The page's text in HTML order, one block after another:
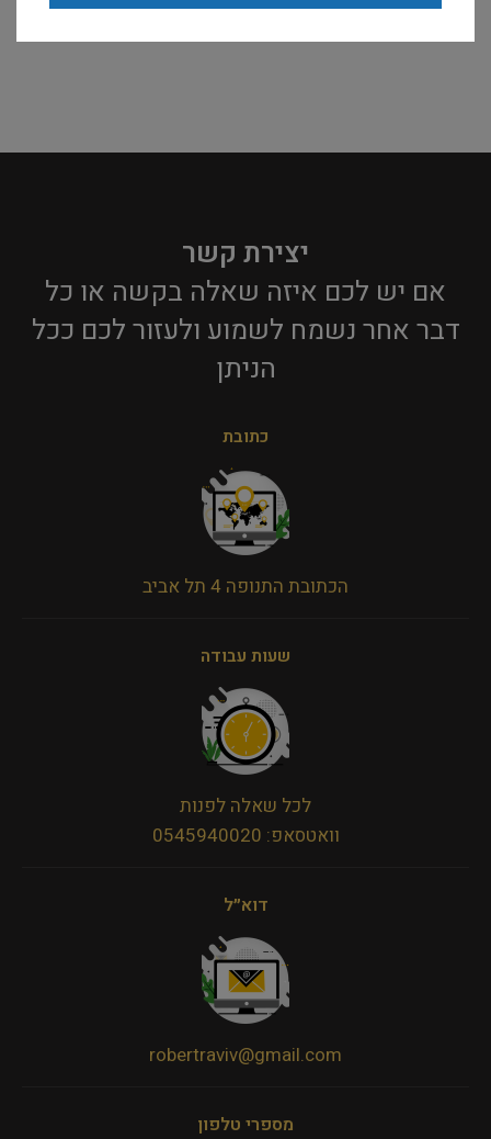
יצירת קשר
אם יש לכם איזה שאלה בקשה או כל
דבר אחר נשמח לשמוע ולעזור לכם ככל
הניתן​
כתובת
הכתובת התנופה 4 תל אביב
שעות עבודה
לכל שאלה לפנות
וואטסאפ: 0545940020
דוא״ל
robertraviv@gmail.com
מספרי טלפון